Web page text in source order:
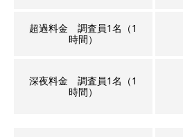
超過料金 調査員1名（1
時間）
深夜料金 調査員1名（1
時間）